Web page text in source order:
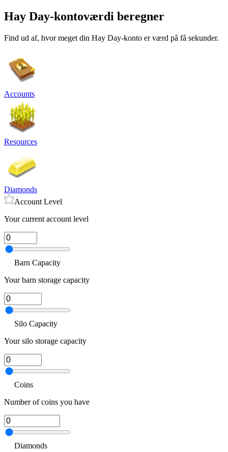
Hay Day-kontoværdi beregner
Find ud af, hvor meget din Hay Day-konto er værd på få sekunder.
Accounts
Resources
Diamonds
Account Level
Your current account level
Barn Capacity
Your barn storage capacity
Silo Capacity
Your silo storage capacity
Coins
Number of coins you have
Diamonds